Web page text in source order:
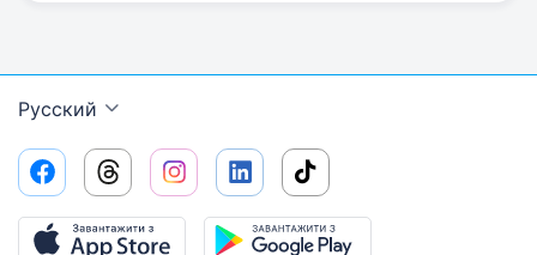
Русский